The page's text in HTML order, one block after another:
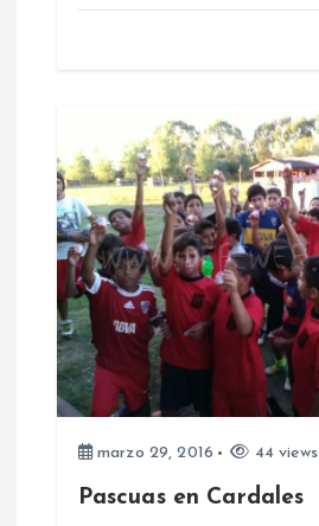
d
a
s
marzo 29, 2016 44 views
Pascuas en Cardales